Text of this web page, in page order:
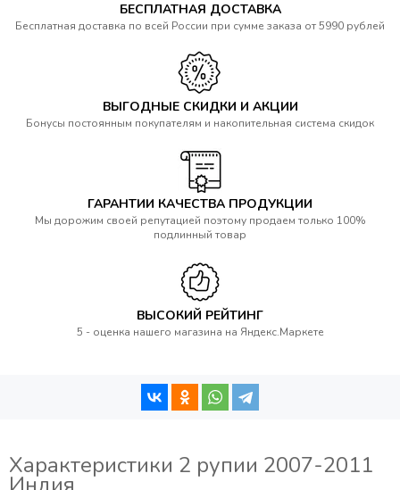
БЕСПЛАТНАЯ ДОСТАВКА
Бесплатная доставка по всей России при сумме заказа от 5990 рублей
ВЫГОДНЫЕ СКИДКИ И АКЦИИ
Бонусы постоянным покупателям и накопительная система скидок
ГАРАНТИИ КАЧЕСТВА ПРОДУКЦИИ
Мы дорожим своей репутацией поэтому продаем только 100%
подлинный товар
ВЫСОКИЙ РЕЙТИНГ
5 - оценка нашего магазина на Яндекс.Маркете
Характеристики 2 рупии 2007-2011